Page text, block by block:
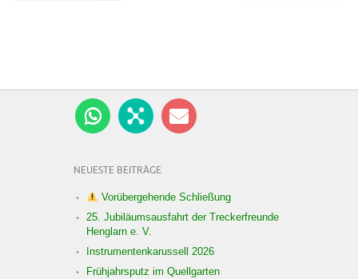
NEUESTE BEITRÄGE
Vorübergehende Schließung
25. Jubiläumsausfahrt der Treckerfreunde
Henglarn e. V.
Instrumentenkarussell 2026
Frühjahrsputz im Quellgarten